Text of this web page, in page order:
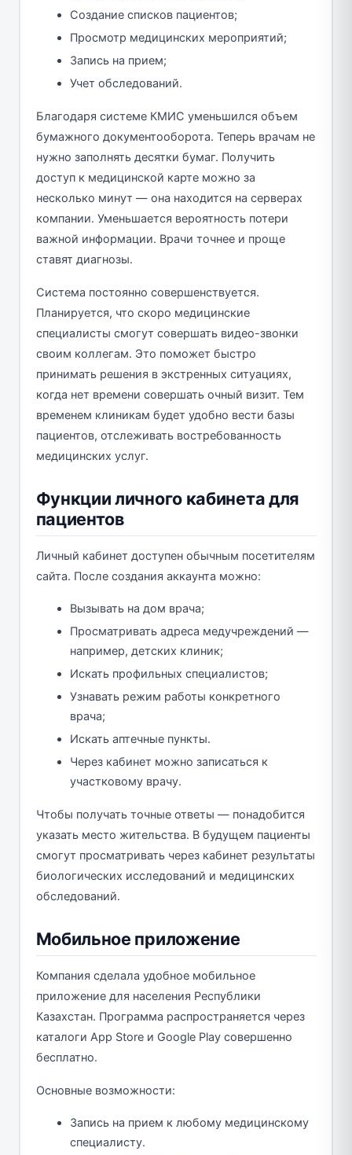
Создание списков пациентов;
Просмотр медицинских мероприятий;
Запись на прием;
Учет обследований.
Благодаря системе КМИС уменьшился объем
бумажного документооборота. Теперь врачам не
нужно заполнять десятки бумаг. Получить
доступ к медицинской карте можно за
несколько минут — она находится на серверах
компании. Уменьшается вероятность потери
важной информации. Врачи точнее и проще
ставят диагнозы.
Система постоянно совершенствуется.
Планируется, что скоро медицинские
специалисты смогут совершать видео-звонки
своим коллегам. Это поможет быстро
принимать решения в экстренных ситуациях,
когда нет времени совершать очный визит. Тем
временем клиникам будет удобно вести базы
пациентов, отслеживать востребованность
медицинских услуг.
Функции личного кабинета для
пациентов
Личный кабинет доступен обычным посетителям
сайта. После создания аккаунта можно:
Вызывать на дом врача;
Просматривать адреса медучреждений —
например, детских клиник;
Искать профильных специалистов;
Узнавать режим работы конкретного
врача;
Искать аптечные пункты.
Через кабинет можно записаться к
участковому врачу.
Чтобы получать точные ответы — понадобится
указать место жительства. В будущем пациенты
смогут просматривать через кабинет результаты
биологических исследований и медицинских
обследований.
Мобильное приложение
Компания сделала удобное мобильное
приложение для населения Республики
Казахстан. Программа распространяется через
каталоги App Store и Google Play совершенно
бесплатно.
Основные возможности:
Запись на прием к любому медицинскому
специалисту.